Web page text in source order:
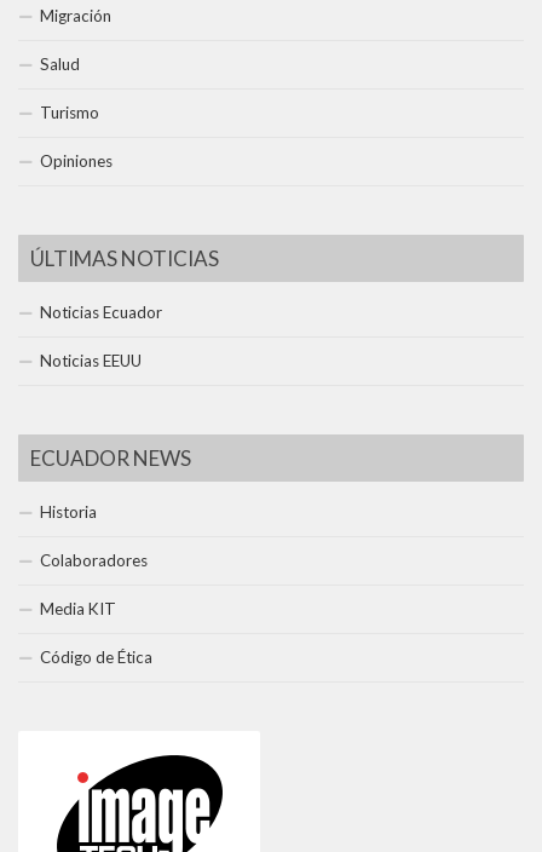
Migración
Salud
Turismo
Opiniones
ÚLTIMAS NOTICIAS
Noticias Ecuador
Noticias EEUU
ECUADOR NEWS
Historia
Colaboradores
Media KIT
Código de Ética